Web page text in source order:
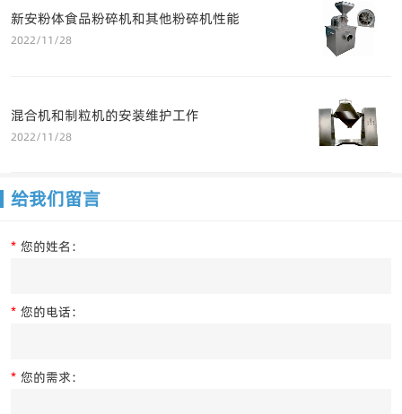
新安粉体食品粉碎机和其他粉碎机性能
2022/11/28
混合机和制粒机的安装维护工作
2022/11/28
给我们留言
* 您的姓名：
* 您的电话：
* 您的需求：